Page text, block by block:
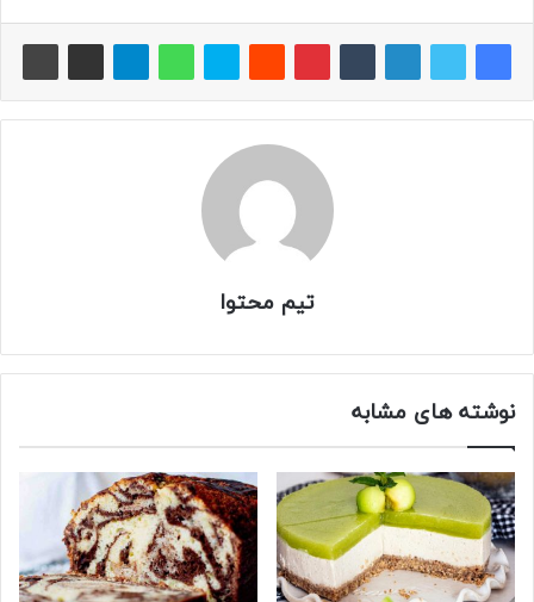
تیم محتوا
نوشته های مشابه